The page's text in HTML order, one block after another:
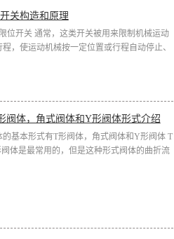
关构造和原理
位开关 通常，这类开关被用来限制机械运动
程，使运动机械按一定位置或行程自动停止、
阀体，角式阀体和Y形阀体形式介绍
的基本形式有T形阀体，角式阀体和Y形阀体 T
体是最常用的，但是这种形式阀体的曲折流